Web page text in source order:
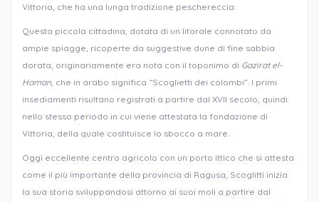
Vittoria, che ha una lunga tradizione peschereccia.
Questa piccola cittadina, dotata di un litorale connotato da
ampie spiagge, ricoperte da suggestive dune di fine sabbia
dorata, originariamente era nota con il toponimo di Gazirat el-
Haman , che in arabo significa “Scoglietti dei colombi”. I primi
insediamenti risultano registrati a partire dal XVII secolo, quindi
nello stesso periodo in cui viene attestata la fondazione di
Vittoria, della quale costituisce lo sbocco a mare.
Oggi eccellente centro agricolo con un porto ittico che si attesta
come il più importante della provincia di Ragusa, Scoglitti inizia
la sua storia sviluppandosi attorno ai suoi moli a partire dal